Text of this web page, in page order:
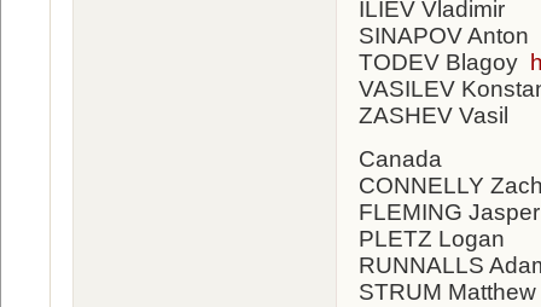
ILIEV Vladimir
SINAPOV
TODEV Blagoy
VASILEV
ZASHEV Vasil
Canada
CONNELLY
FLEMING Jasper
PLETZ Logan
RUNNALLS
STRUM Matthew